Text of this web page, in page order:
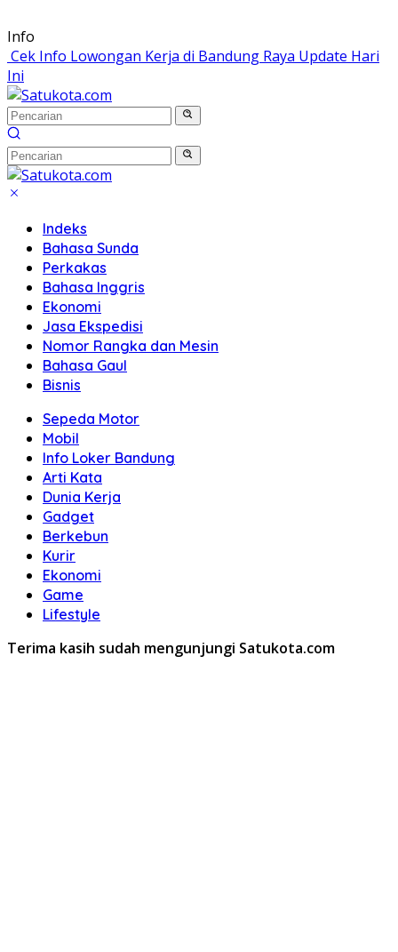
Langsung
ke
konten
Info
Cek Info Lowongan Kerja di Bandung Raya Update Hari
Ini
Indeks
Bahasa Sunda
Perkakas
Bahasa Inggris
Ekonomi
Jasa Ekspedisi
Nomor Rangka dan Mesin
Bahasa Gaul
Bisnis
Sepeda Motor
Mobil
Info Loker Bandung
Arti Kata
Dunia Kerja
Gadget
Berkebun
Kurir
Ekonomi
Game
Lifestyle
Terima kasih sudah mengunjungi Satukota.com